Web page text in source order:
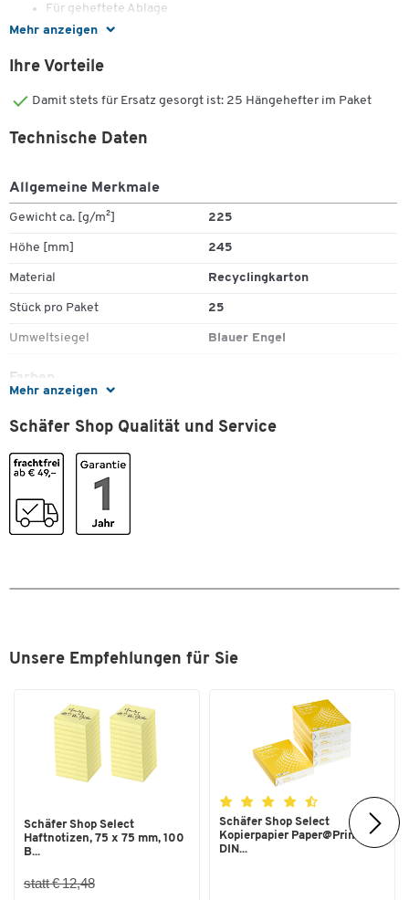
Mehr anzeigen
Für geheftete Ablage
Ihre Vorteile
Damit stets für Ersatz gesorgt ist: 25 Hängehefter im Paket
Mehr anzeigen
Technische Daten
Allgemeine Merkmale
Gewicht ca. [g/m²] 225
Höhe [mm] 245
Material Recyclingkarton
Stück pro Paket 25
Umweltsiegel Blauer Engel
Farben
Breite [mm]
Format (DIN)
Schäfer Shop Qualität und Service
Unsere Empfehlungen für Sie
Schäfer Shop Select
Haftnotizen, 75 x 75 mm, 100
B...
statt € 12,48
Schäfer Shop Select
Kopierpapier Paper@Print,
DIN...